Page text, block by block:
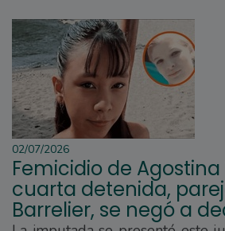
02/07/2026
Femicidio de Agostina
cuarta detenida,
Barrelier, se negó a